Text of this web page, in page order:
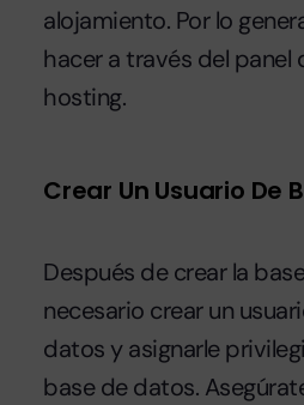
alojamiento. Por lo
hacer a través del panel
hosting.
Crear Un Usuario De
Después de crear la
necesario crear un
datos y asignarle
base de datos.